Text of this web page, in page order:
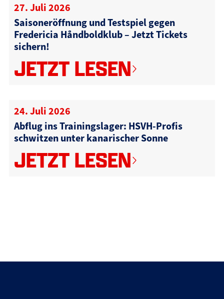
27. Juli 2026
Saisoneröffnung und Testspiel gegen
Fredericia Håndboldklub – Jetzt Tickets
sichern!
JETZT LESEN
24. Juli 2026
Abflug ins Trainingslager: HSVH-Profis
schwitzen unter kanarischer Sonne
JETZT LESEN